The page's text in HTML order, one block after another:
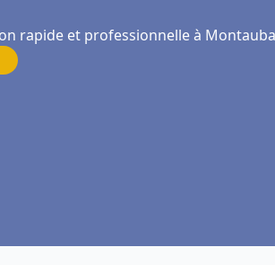
rapide et professionnelle à